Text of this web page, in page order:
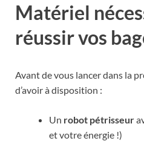
Matériel
réussir vos
Avant de vous lancer dans la
d’avoir à disposition :
Un robot pétrisseur
et votre énergie !)